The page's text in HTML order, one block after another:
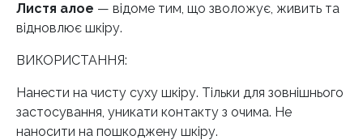
Листя алое — відоме тим, що зволожує, живить та
відновлює шкіру.
ВИКОРИСТАННЯ:
Нанести на чисту суху шкіру. Тільки для зовнішнього
застосування, уникати контакту з очима. Не
наносити на пошкоджену шкіру.